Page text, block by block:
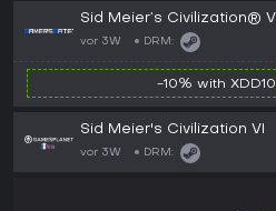
Sid Meier’s Civilization® VI
vor 3W DRM:
-10% with XDD10
Sid Meier's Civilization VI
vor 3W DRM: